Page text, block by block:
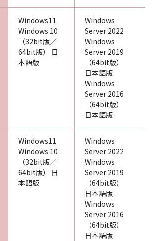
Windows11
Windows 10
（32bit版／
64bit版） 日
本語版
Windows
Server 2022
Windows
Server 2019
（64bit版）
日本語版
Windows
Server 2016
（64bit版）
日本語版
Windows11
Windows 10
（32bit版／
64bit版） 日
本語版
Windows
Server 2022
Windows
Server 2019
（64bit版）
日本語版
Windows
Server 2016
（64bit版）
日本語版